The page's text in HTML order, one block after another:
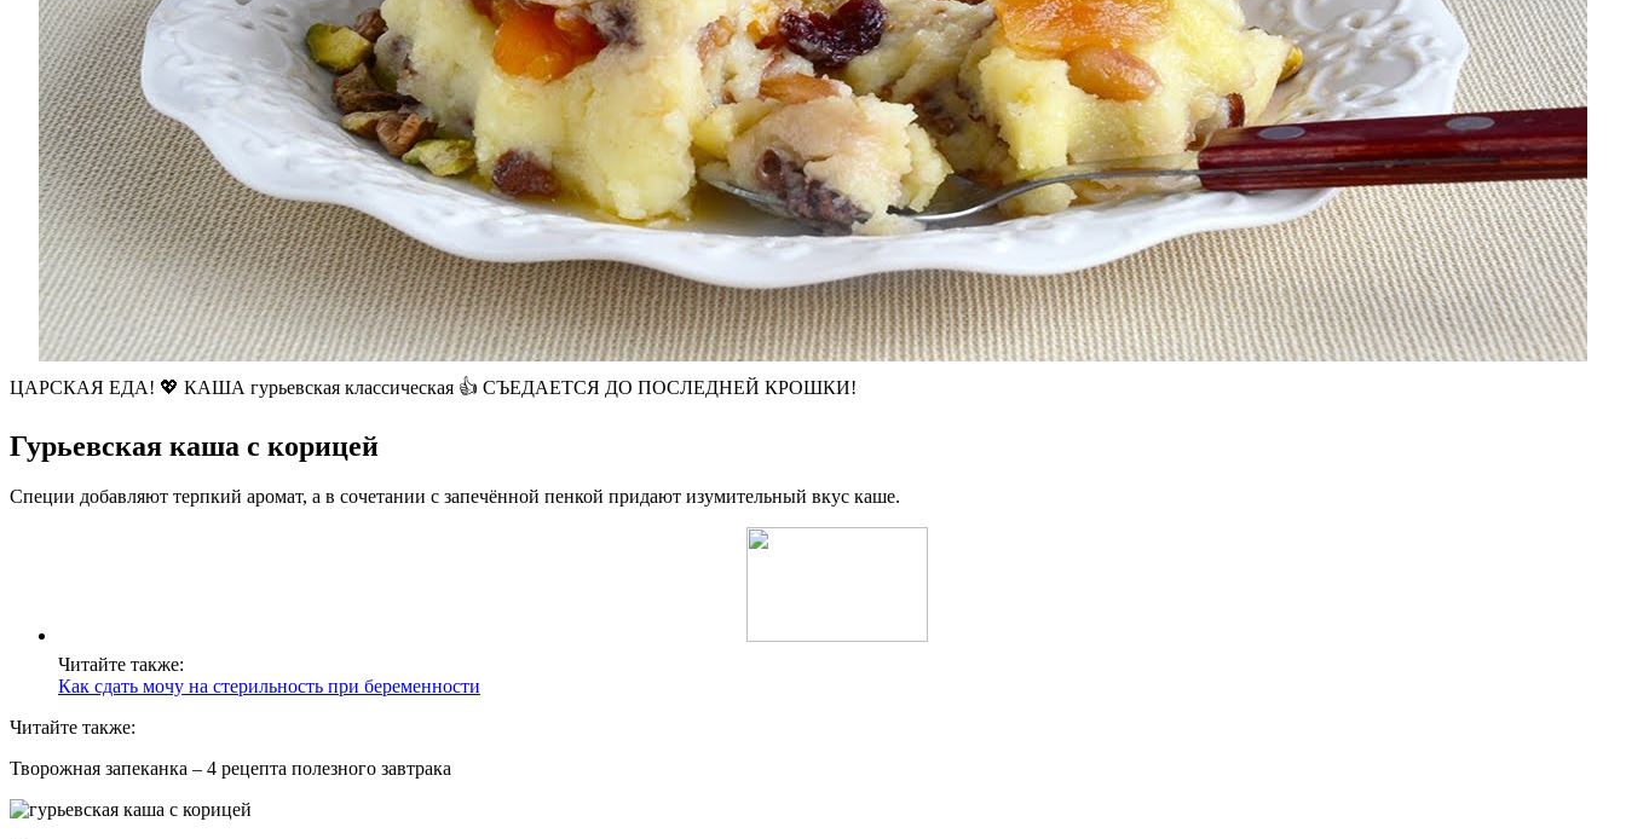
ЦАРСКАЯ ЕДА! 💖 КАША гурьевская классическая 👍 СЪЕДАЕТСЯ ДО ПОСЛЕДНЕЙ КРОШКИ!
Гурьевская каша с корицей
Специи добавляют терпкий аромат, а в сочетании с запечённой пенкой придают изумительный вкус каше.
Читайте также:
Как сдать мочу на стерильность при беременности
Читайте также:
Творожная запеканка – 4 рецепта полезного завтрака